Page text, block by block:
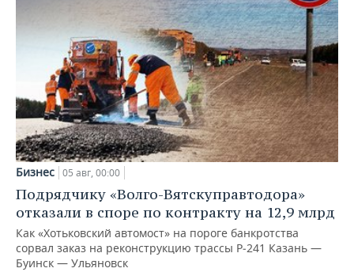
Бизнес 05 авг, 00:00
Подрядчику «Волго-Вятскуправтодора»
отказали в споре по контракту на 12,9 млрд
Как «Хотьковский автомост» на пороге банкротства
сорвал заказ на реконструкцию трассы Р‑241 Казань —
Буинск — Ульяновск